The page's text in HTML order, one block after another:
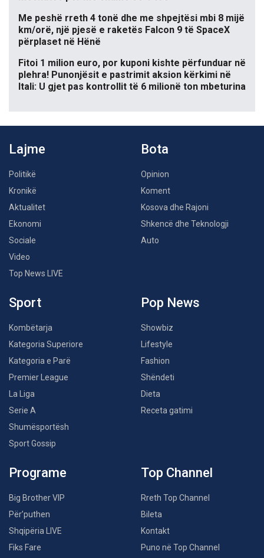
Me peshë rreth 4 tonë dhe me shpejtësi mbi 8 mijë
km/orë, një pjesë e raketës Falcon 9 të SpaceX
përplaset në Hënë
Fitoi 1 milion euro, por kuponi kishte përfunduar në
plehra! Punonjësit e pastrimit aksion kërkimi në
Itali: U gjet pas kontrollit të 6 milionë ton mbeturina
Lajme
Politikë
Kronikë
Aktualitet
Ekonomi
Sociale
Video
Top News LIVE
Bota
Opinion
Koment
Kosova dhe Rajoni
Shkencë dhe Teknologji
Auto
Sport
Kombëtarja
Kategoria Superiore
Kategoria e Parë
Premier League
La Liga
Serie A
Shumësportësh
Sport Gossip
Pop News
Showbiz
Lifestyle
Fashion
Shëndeti
Dieta
Receta gatimi
Programe
Big Brother VIP
Për’puthen
Shqipëria LIVE
Fiks Fare
Top Channel
Rreth Top Channel
Bileta
Kontakt
Puno në Top Channel